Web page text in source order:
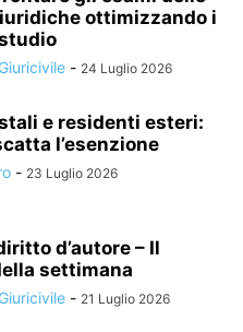
formule incluse, per
aggiornato e
di continui interventi
agile, aggiornato e
decisivo. Acquista ora
di Diritto» per
di uscita dalla crisi e di
sociale.
ottimizzando i
- 24 Luglio 2026
e residenti esteri:
l’esenzione
- 23 Luglio 2026
d’autore – Il
settimana
- 21 Luglio 2026